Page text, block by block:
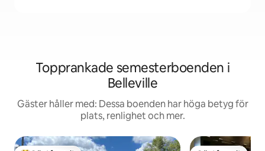
Topprankade semesterboenden i
Belleville
Gäster håller med: Dessa boenden har höga betyg för
plats, renlighet och mer.